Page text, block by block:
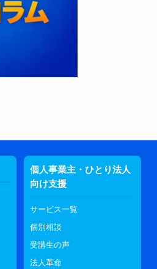
個人事業主・ひとり法人
向け支援
サービス一覧
個別相談
受講生の声
法人革命